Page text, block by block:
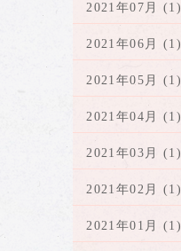
2021年07月 (1)
2021年06月 (1)
2021年05月 (1)
2021年04月 (1)
2021年03月 (1)
2021年02月 (1)
2021年01月 (1)